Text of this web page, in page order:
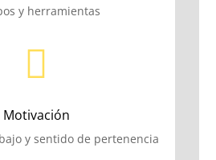
y herramientas

Motivación
y sentido de pertenencia